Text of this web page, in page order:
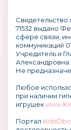
71532 выдано
сфере связи,
коммуникаций
Учредитель и
Александровна.
Не
Любое
при наличии
игрушек
Портал